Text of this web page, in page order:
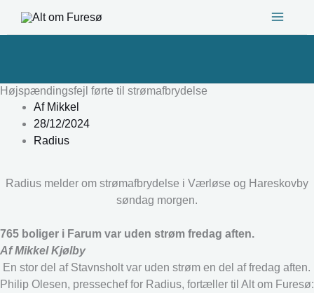
Højspændingsfejl førte til strømafbrydelse
AfMikkel
28/12/2024
Radius
Radius melder om strømafbrydelse i Værløse og Hareskovby
søndag morgen.
765 boliger i Farum var uden strøm fredag aften.
Af Mikkel Kjølby
En stor del af Stavnsholt var uden strøm en del af fredag aften.
Philip Olesen, pressechef for Radius, fortæller til Alt om Furesø: